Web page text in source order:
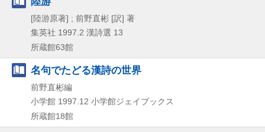
[陸游原著] ; 前野直彬 [訳] 著
集英社 1997.2 漢詩選 13
所蔵館63館
名句でたどる漢詩の世界
前野直彬編
小学館 1997.12 小学館ジェイブックス
所蔵館18館